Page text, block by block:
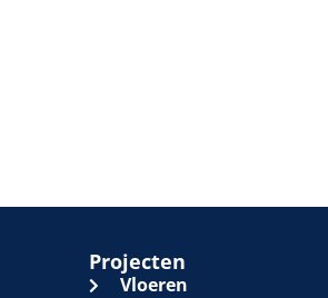
Projecten
Vloeren